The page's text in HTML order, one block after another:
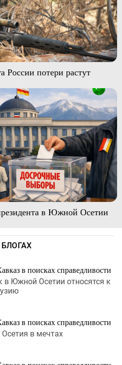
России потери растут
в Южной Осетии
в поисках справедливости
в Южной Осетии относятся к
в поисках справедливости
в мечтах